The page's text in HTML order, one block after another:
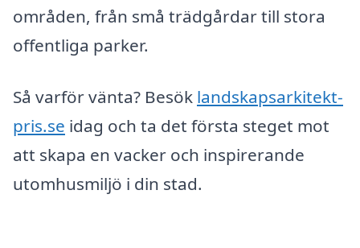
områden, från små trädgårdar till stora
offentliga parker.
Så varför vänta? Besök landskapsarkitekt-
pris.se idag och ta det första steget mot
att skapa en vacker och inspirerande
utomhusmiljö i din stad.